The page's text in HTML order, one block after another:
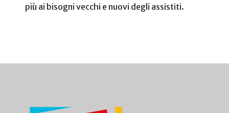
più ai bisogni vecchi e nuovi degli assistiti.